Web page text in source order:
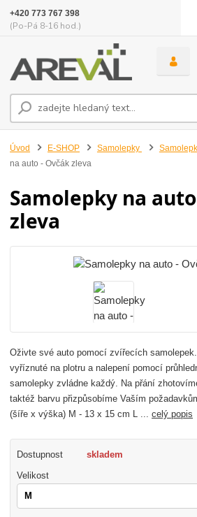
+420 773 767 398
(Po-Pá 8-16 hod.)
Úvod E-SHOP Samolepky
na auto - Ovčák zleva
Samolepky na
zleva
Oživte své auto pomocí zvířecích
vyříznuté na plotru a nalepení pomocí
samolepky zvládne každý. Na přání
taktéž barvu přizpůsobíme Vaším
(šíře x výška) M - 13 x 15 cm L ...celý popis
Dostupnost skladem
Velikost